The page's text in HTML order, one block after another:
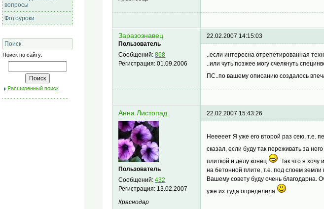
вопросы
Фотоуроки
Поиск
Поиск по сайту:
Расширенный поиск
Заразознавец
Пользователь
Сообщений:868
Регистрация:01.09.2006
22.02.2007 14:15:03
..если интересна отрепетированная
..или чуть позжее могу счелкнуть
ПС..по вашему описанию создалось
Анна Листопад
Пользователь
Сообщений:432
Регистрация: 13.02.2007
Краснодар
22.02.2007 15:43:26
Нееееет Я уже его второй раз сею, т.е.
сказал, если буду так переживать за
плиткой и делу конец
Так что я
на бетонной плите, т.е. под слоем земли
Вашему совету буду очень благодарна.
уже их туда определила